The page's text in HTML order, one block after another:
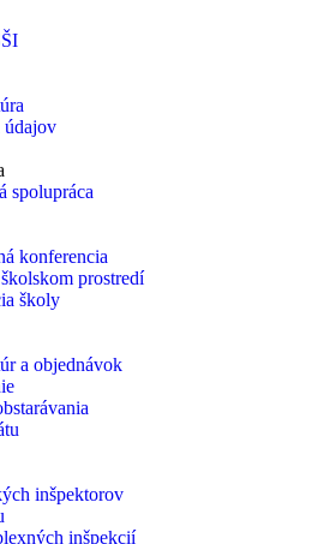
údajov
spolupráca
konferencia
prostredí
školy
a objednávok
inšpektorov
inšpekcií